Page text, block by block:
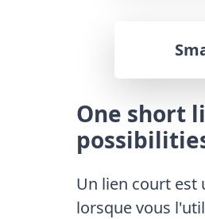
One short
Un lien court est
lorsque vous